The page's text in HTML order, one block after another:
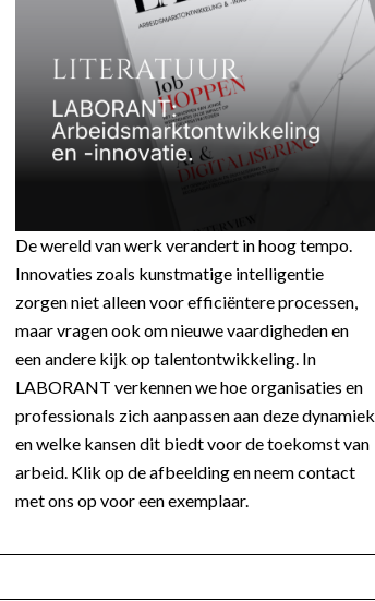
De wereld van werk verandert in hoog tempo.
Innovaties zoals kunstmatige intelligentie
zorgen niet alleen voor efficiëntere processen,
maar vragen ook om nieuwe vaardigheden en
een andere kijk op talentontwikkeling. In
LABORANT verkennen we hoe organisaties en
professionals zich aanpassen aan deze dynamiek
en welke kansen dit biedt voor de toekomst van
arbeid. Klik op de afbeelding en neem contact
met ons op voor een exemplaar.